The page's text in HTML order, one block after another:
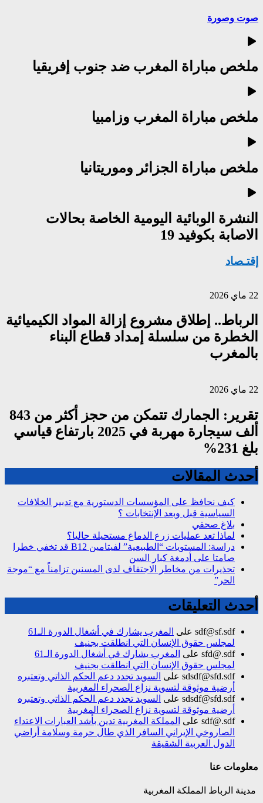
صوت وصورة
ملخص مباراة المغرب ضد جنوب إفريقيا
ملخص مباراة المغرب وزامبيا
ملخص مباراة الجزائر وموريتانيا
النشرة الوبائية اليومية الخاصة بحالات
الاصابة بكوفيد 19
إقتـصاد
22 ماي 2026
الرباط.. إطلاق مشروع إزالة المواد الكيميائية
الخطرة من سلسلة إمداد قطاع البناء
بالمغرب
22 ماي 2026
تقرير: الجمارك تتمكن من حجز أكثر من 843
ألف سيجارة مهربة في 2025 بارتفاع قياسي
بلغ 231%
أحدث المقالات
كيف نحافظ على المؤسسات الدستورية مع تدبير الخلافات
السياسية قبل وبعد الإنتخابات ؟
بلاغ صحفي
لماذا تعد عمليات زرع الدماغ مستحيلة حاليا؟
دراسة: المستويات “الطبيعية” لفيتامين B12 قد تخفي خطرا
صامتا على أدمغة كبار السن
تحذيرات من مخاطر الاجتفاف لدى المسنين تزامناً مع “موجة
الحر”
أحدث التعليقات
sdf@sf.sdf على
المغرب يشارك في أشغال الدورة الـ61
لمجلس حقوق الإنسان التي انطلقت بجنيف
sfd@.sdf على
المغرب يشارك في أشغال الدورة الـ61
لمجلس حقوق الإنسان التي انطلقت بجنيف
sdsdf@sfd.sdf على السويد تجدد دعم الحكم الذاتي وتعتبره
أرضية موثوقة لتسوية نزاع الصحراء المغربية
sdsdf@sfd.sdf على السويد تجدد دعم الحكم الذاتي وتعتبره
أرضية موثوقة لتسوية نزاع الصحراء المغربية
sdf@.sdf على المملكة المغربية تدين بأشد العبارات الاعتداء
الصاروخي الإيراني السافر الذي طال حرمة وسلامة أراضي
الدول العربية الشقيقة
معلومات عنا
مدينة الرباط المملكة المغربية